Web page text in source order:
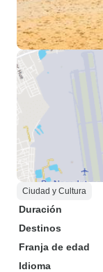
Ciudad y Cultura
Duración
Destinos
Franja de edad
Idioma